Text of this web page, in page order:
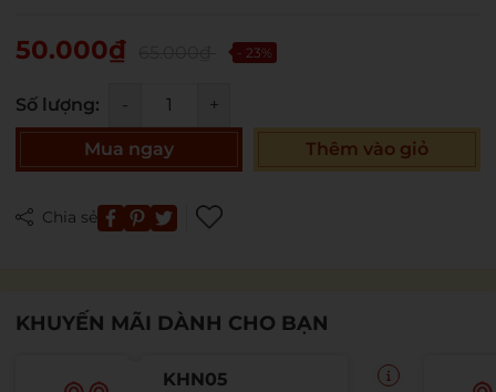
50.000₫ - 23%
Số lượng: - +
Mua ngay Thêm vào giỏ
Chia sẻ
KHUYẾN MÃI DÀNH CHO BẠN
KHN05